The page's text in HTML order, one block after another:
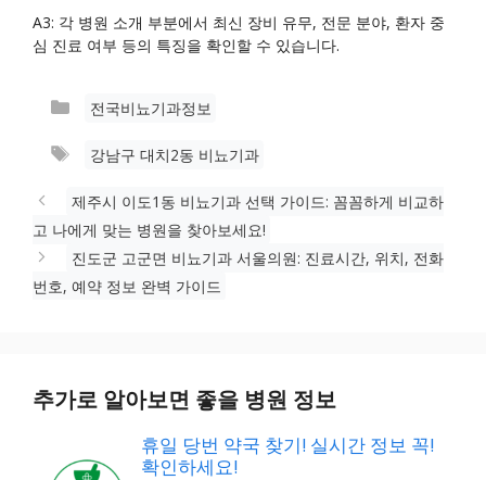
A3: 각 병원 소개 부분에서 최신 장비 유무, 전문 분야, 환자 중
심 진료 여부 등의 특징을 확인할 수 있습니다.
카
고
전국비뇨기과정보
태
강남구 대치2동 비뇨기과
제주시 이도1동 비뇨기과 선택 가이드: 꼼꼼하게 비교하
고 나에게 맞는 병원을 찾아보세요!
진도군 고군면 비뇨기과 서울의원: 진료시간, 위치, 전화
번호, 예약 정보 완벽 가이드
추가로 알아보면 좋을 병원 정보
휴일 당번 약국 찾기! 실시간 정보 꼭!
확인하세요!